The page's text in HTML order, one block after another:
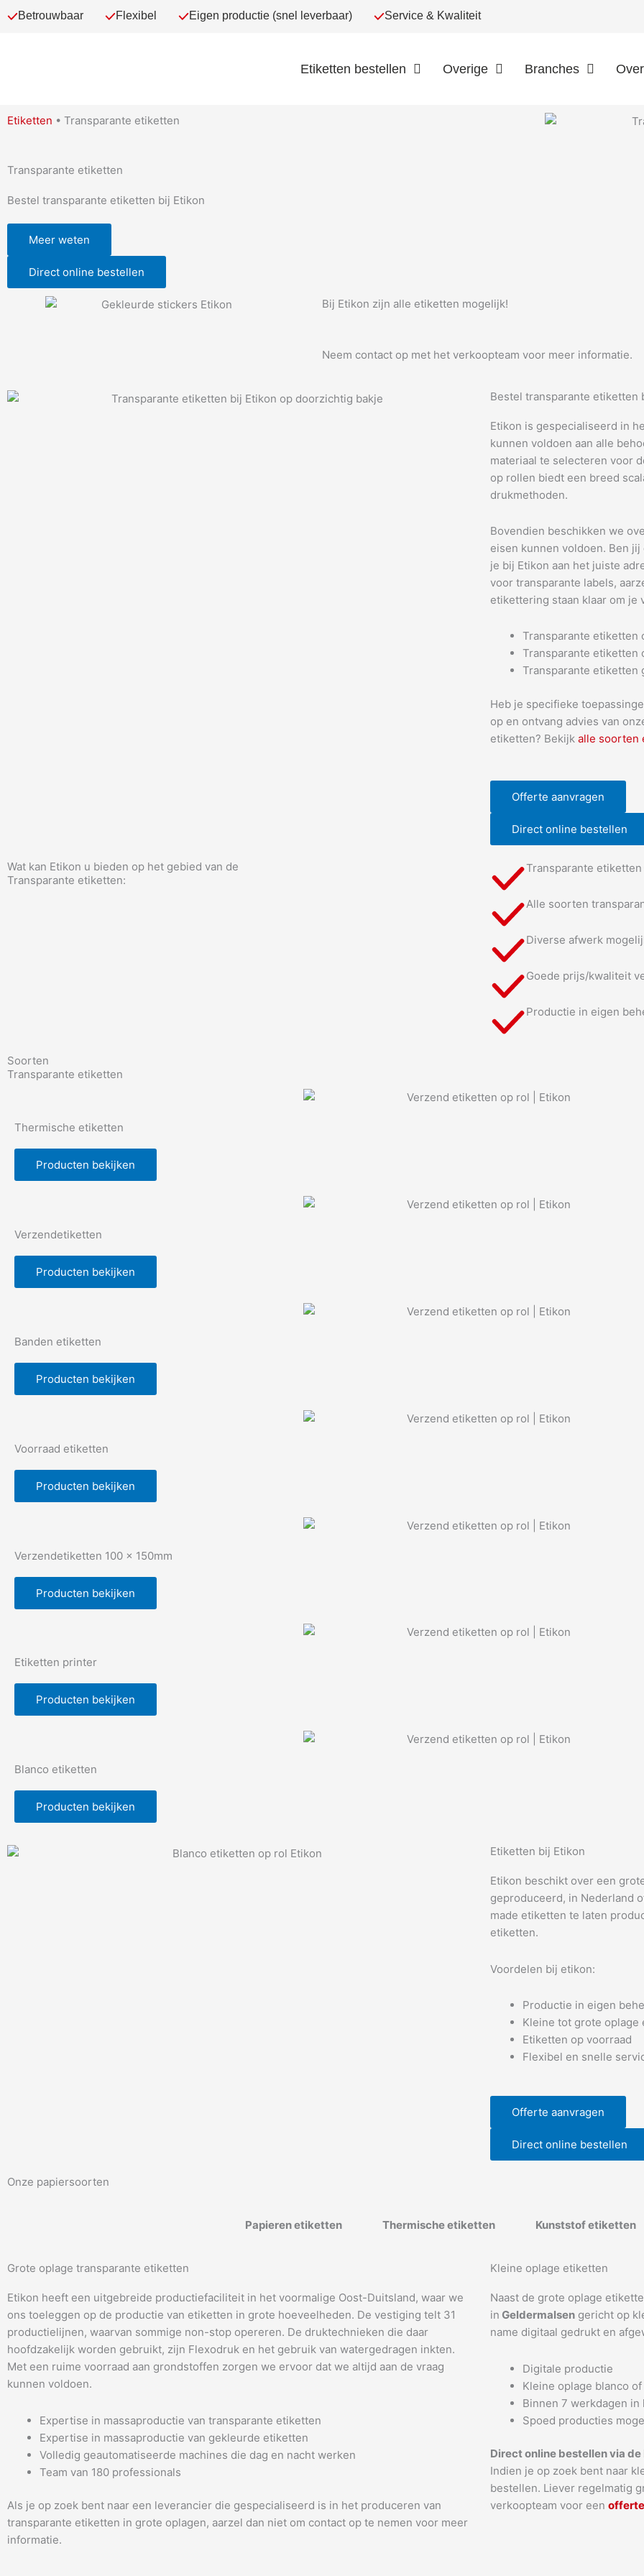
naar
Betrouwbaar Flexibel Eigen productie (snel leverbaar) Service & Kwaliteit
Etiketten bestellen Overige Branches Over
Etiketten • Transparante etiketten
Transparante etiketten
Bestel transparante etiketten bij Etikon
Meer weten
Direct online bestellen
Bij Etikon zijn alle etiketten mogelijk!
Neem contact op met het verkoopteam voor meer informatie.
Bestel transparante etiketten
Etikon is gespecialiseerd in
kunnen voldoen aan alle
materiaal te selecteren voor
op rollen biedt een breed
drukmethoden.
Bovendien beschikken we
eisen kunnen voldoen. Ben
je bij Etikon aan het juiste
voor transparante labels,
etikettering staan klaar om je
Transparante etiketten
Transparante etiketten
Transparante etiketten
Heb je specifieke
op en ontvang advies van
etiketten? Bekijk alle soorten
Offerte aanvragen
Direct online bestellen
Wat kan Etikon u bieden op het gebied van de
Transparante etiketten:
Transparante
Alle soorten
Diverse afwerk
Goede prijs/kwaliteit
Productie in eigen
Soorten
Transparante etiketten
Thermische etiketten
Producten bekijken
Verzendetiketten
Producten bekijken
Banden etiketten
Producten bekijken
Voorraad etiketten
Producten bekijken
Verzendetiketten 100 x 150mm
Producten bekijken
Etiketten printer
Producten bekijken
Blanco etiketten
Producten bekijken
Etiketten bij Etikon
Etikon beschikt over een
geproduceerd, in Nederland
made etiketten te laten
etiketten.
Voordelen bij etikon:
Productie in eigen
Kleine tot grote oplage
Etiketten op voorraad
Flexibel en snelle
Offerte aanvragen
Direct online bestellen
Onze papiersoorten
Papieren etiketten Thermische etiketten Kunststof etiketten
Grote oplage transparante etiketten
Etikon heeft een uitgebreide productiefaciliteit in het voormalige Oost-Duitsland, waar we
ons toeleggen op de productie van etiketten in grote hoeveelheden. De vestiging telt 31
productielijnen, waarvan sommige non-stop opereren. De druktechnieken die daar
hoofdzakelijk worden gebruikt, zijn Flexodruk en het gebruik van watergedragen inkten.
Met een ruime voorraad aan grondstoffen zorgen we ervoor dat we altijd aan de vraag
kunnen voldoen.
Expertise in massaproductie van transparante etiketten
Expertise in massaproductie van gekleurde etiketten
Volledig geautomatiseerde machines die dag en nacht werken
Team van 180 professionals
Als je op zoek bent naar een leverancier die gespecialiseerd is in het produceren van
transparante etiketten in grote oplagen, aarzel dan niet om contact op te nemen voor meer
informatie.
Kleine oplage etiketten
Naast de grote oplage
in Geldermalsen gericht op
name digitaal gedrukt en
Digitale productie
Kleine oplage blanco
Binnen 7 werkdagen in
Spoed producties
Direct online bestellen via
Indien je op zoek bent naar
bestellen. Liever regelmatig
verkoopteam voor een offerte